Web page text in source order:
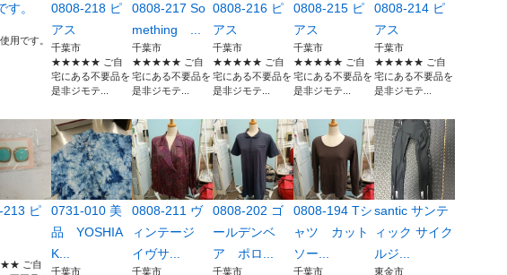
す。
用です。
0808-218 ピ
アス
千葉市
★★★★★ ご自
宅にある不要品を
是非ジモテ...
0808-217 So
mething ...
千葉市
★★★★★ ご自
宅にある不要品を
是非ジモテ...
0808-216 ピ
アス
千葉市
★★★★★ ご自
宅にある不要品を
是非ジモテ...
0808-215 ピ
アス
千葉市
★★★★★ ご自
宅にある不要品を
是非ジモテ...
0808-214 ピ
アス
千葉市
★★★★★ ご自
宅にある不要品を
是非ジモテ...
213 ピ
ご自
0731-010 美
品 YOSHIA
K...
千葉市
0808-211 ヴ
ィンテージ
イヴサ...
千葉市
0808-202 ゴ
ールデンベ
ア ポロ...
千葉市
0808-194 Tシ
ャツ カット
ソー...
千葉市
santic サンテ
ィック サイク
ルジ...
東金市